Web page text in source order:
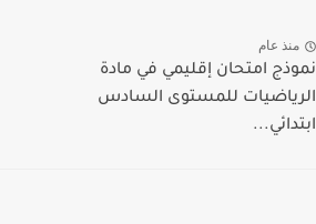
منذ عام
نموذج امتحان إقليمي في مادة
الرياضيات للمستوى السادس
ابتدائي...